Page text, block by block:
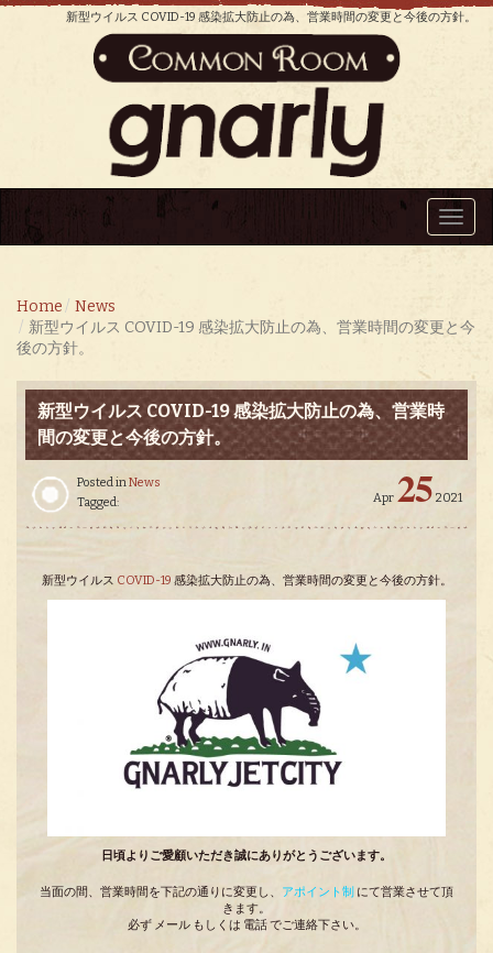
新型ウイルス COVID-19 感染拡大防止の為、営業時間の変更と今後の方針。
Home
News
新型ウイルス COVID-19 感染拡大防止の為、営業時間の変更と今
後の方針。
新型ウイルス COVID-19 感染拡大防止の為、営業時
間の変更と今後の方針。
Posted inNews
Tagged:
Apr 25 2021
新型ウイルス COVID-19 感染拡大防止の為、営業時間の変更と今後の方針。
日頃よりご愛顧いただき誠にありがとうございます。
当面の間、営業時間を下記の通りに変更し、 アポイント制 にて営業させて頂
きます。
必ず メール もしくは 電話 でご連絡下さい。